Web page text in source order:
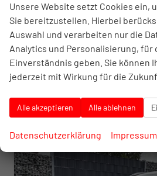
Fahrzeugnr. 10385420 Getriebe
Kraftstoff Benzin Leistung
34.965,– €
incl. 20% MwSt.
inkl. NoVA
Verbrauch kombiniert:
CO -Klasse:F
Unsere Website setzt Cookies ein,
Sie bereitzustellen. Hierbei
Auswahl und verarbeiten nur die
Analytics und Personalisierung, für
Einverständnis geben. Sie können
jederzeit mit Wirkung für die
Alle akzeptieren Alle ablehnen
Datenschutzerklärung Impressum